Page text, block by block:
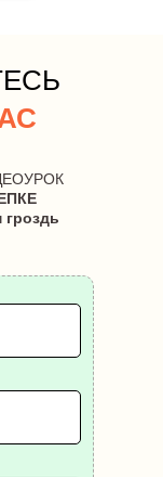
гроздь